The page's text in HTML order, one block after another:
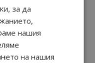
за да
нашия
на нашия